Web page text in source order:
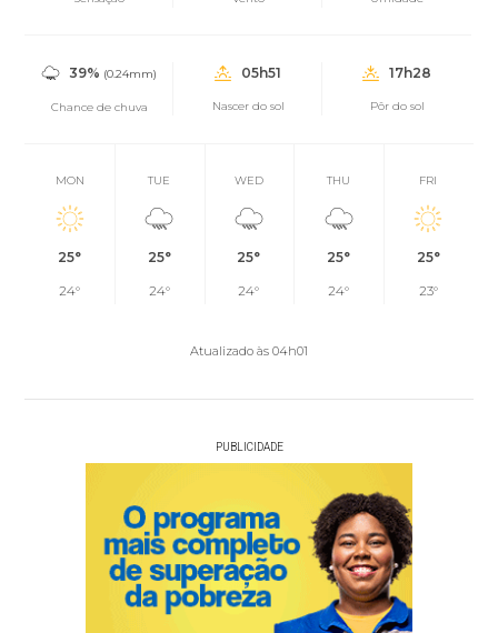
39% (0.24mm)
Chance de chuva
05h51
Nascer do sol
17h28
Pôr do sol
MON
25°
24°
TUE
25°
24°
WED
25°
24°
THU
25°
24°
FRI
25°
23°
Atualizado às 04h01
PUBLICIDADE